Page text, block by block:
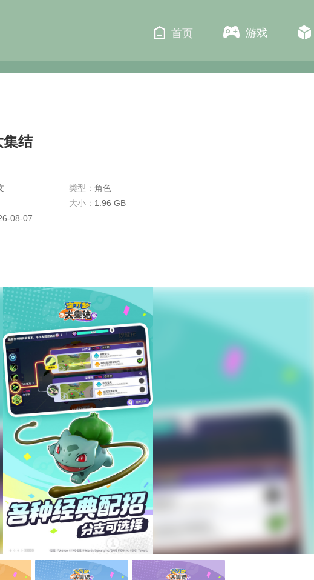
首页 游戏
集结
类型： 角色
大小： 1.96 GB
08-07